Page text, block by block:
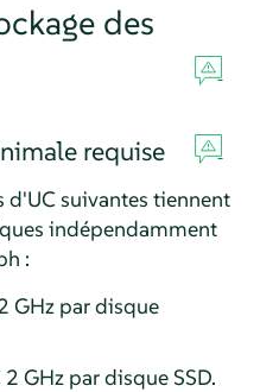
des
requise
d'UC suivantes tiennent
indépendamment
:
GHz par disque
GHz par disque SSD.